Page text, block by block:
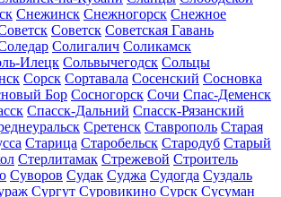
Снежинск Снежногорск Снежное
Советск Советская Гавань
Солигалич Соликамск
Илецк Сольвычегодск Сольцы
Сорск Сортавала Сосенский Сосновка
Бор Сосногорск Сочи Спас-Деменск
Спасск-Дальний Спасск-Рязанский
Сретенск Ставрополь Старая
Старица Старобельск Стародуб Старый
Стерлитамак Стрежевой Строитель
Суворов Судак Суджа Судогда Суздаль
Сургут Суровикино Сурск Сусуман